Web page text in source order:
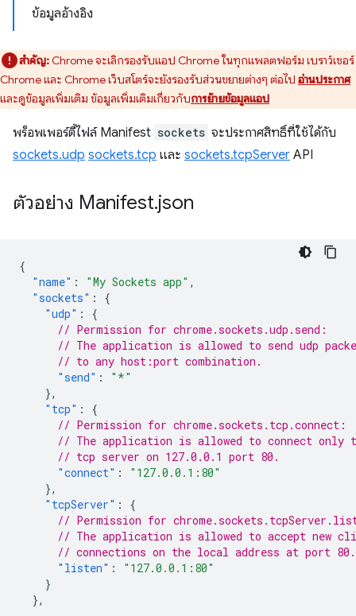
ข้อมูลอ้างอิง
สำคัญ:Chrome จะเลิกรองรับแอป Chrome ในทุกแพลตฟอร์ม เบราว์เซอร์
Chrome และ Chrome เว็บสโตร์จะยังรองรับส่วนขยายต่างๆ ต่อไป อ่านประกาศ
และดูข้อมูลเพิ่มเติม ข้อมูลเพิ่มเติมเกี่ยวกับการย้ายข้อมูลแอป
พร็อพเพอร์ตี้ไฟล์ Manifest sockets จะประกาศสิทธิ์ที่ใช้ได้กับ
sockets.udp sockets.tcp และ sockets.tcpServer API
ตัวอย่าง Manifest.json
{
"name" : "My Sockets app" ,
"sockets" :
{
"udp" :
{
// Permission for chrome.sockets.udp.send:
// The application is allowed to send udp
// to any host:port combination.
"send" :
"*"
},
"tcp" :
{
// Permission for chrome.sockets.tcp.connect:
// The application is allowed to connect only
// tcp server on 127.0.0.1 port 80.
"connect" :
"127.0.0.1:80"
},
"tcpServer" :
{
// Permission for
// The application is allowed to accept new
// connections on the local address at port 80.
"listen" :
"127.0.0.1:80"
}
},